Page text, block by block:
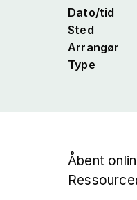
Dato/tid
Sted
Arrangør
Type
Åbent